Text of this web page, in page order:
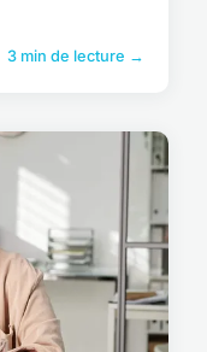
3 min de lecture →